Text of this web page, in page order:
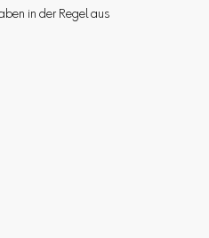
in der Regel aus